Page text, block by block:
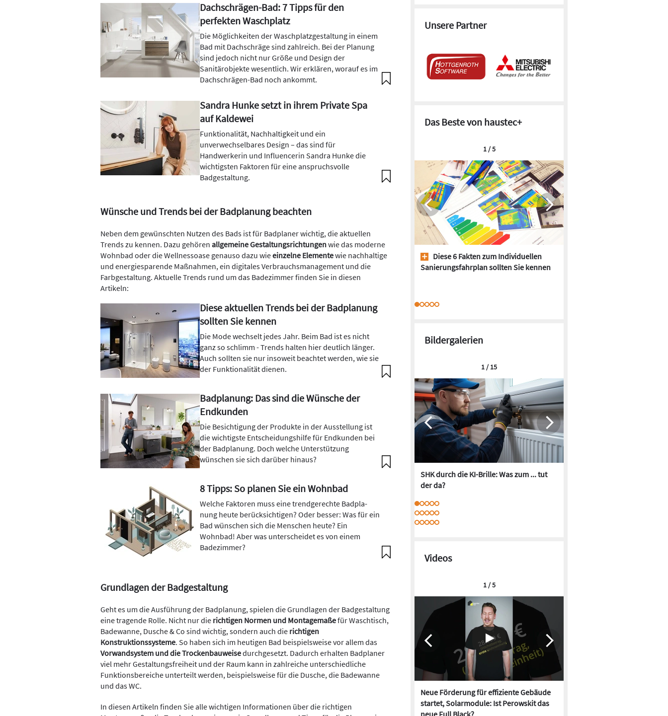
Dachschrägen-Bad: 7 Tipps für den
perfekten Waschplatz
Die Möglichkeiten der Waschplatzgestaltung in einem
Bad mit Dachschräge sind zahlreich. Bei der Planung
sind jedoch nicht nur Größe und Design der
Sanitärobjekte wesentlich. Wir erklären, worauf es im
Dachschrägen-Bad noch ankommt.
Sandra Hunke setzt in ihrem Private Spa
auf Kaldewei
Funktionalität, Nachhaltigkeit und ein
unverwechselbares Design – das sind für
Handwerkerin und Influencerin Sandra Hunke die
wichtigsten Faktoren für eine anspruchsvolle
Badgestaltung.
Wünsche und Trends bei der Badplanung beachten
Neben dem gewünschten Nutzen des Bads ist für Badplaner wichtig, die aktuellen
Trends zu kennen. Dazu gehören allgemeine Gestaltungsrichtungenwie das moderne
Wohnbad oder die Wellnessoase genauso dazu wieeinzelne Elementewie nachhaltige
und energiesparende Maßnahmen, ein digitales Verbrauchsmanagement und die
Farbgestaltung. Aktuelle Trends rund um das Badezimmer finden Sie in diesen
Artikeln:
Diese aktuellen Trends bei der Badplanung
sollten Sie kennen
Die Mode wechselt jedes Jahr. Beim Bad ist es nicht
ganz so schlimm - Trends halten hier deutlich länger.
Auch sollten sie nur insoweit beachtet werden, wie sie
der Funktionalität dienen.
Badplanung: Das sind die Wünsche der
Endkunden
Die Besichtigung der Produkte in der Ausstellung ist
die wichtigste Entscheidungshilfe für Endkunden bei
der Badplanung. Doch welche Unterstützung
wünschen sie sich darüber hinaus?
8 Tipps: So planen Sie ein Wohnbad
Wel­che Fak­to­ren muss eine trend­ge­rechte Bad­pla­
nung heute berück­sich­ti­gen? Oder bes­ser: Was für ein
Bad wün­schen sich die Men­schen heute? Ein
Wohnbad! Aber was unterscheidet es von einem
Badezimmer?
Grundlagen der Badgestaltung
Geht es um die Ausführung der Badplanung, spielen die Grundlagen der Badgestaltung
eine tragende Rolle. Nicht nur die richtigen Normen und Montagemaßefür Waschtisch,
Badewanne, Dusche & Co sind wichtig, sondern auch die richtigen
Konstruktionssysteme. So haben sich im heutigen Bad beispielsweise vor allem das
Vorwandsystem und die Trockenbauweisedurchgesetzt. Dadurch erhalten Badplaner
viel mehr Gestaltungsfreiheit und der Raum kann in zahlreiche unterschiedliche
Funktionsbereiche unterteilt werden, beispielsweise für die Dusche, die Badewanne
und das WC.
In diesen Artikeln finden Sie alle wichtigen Informationen über die richtigen
Unsere Partner
Das Beste von haustec+
Diese 6 Fakten zum Individuellen
Sanierungsfahrplan sollten Sie kennen
1 / 5
Bildergalerien
SHK durch die KI-Brille: Was zum ... tut
der da?
1 / 15
Videos
Neue Förderung für effiziente Gebäude
startet, Solarmodule: Ist Perowskit das
1 / 5